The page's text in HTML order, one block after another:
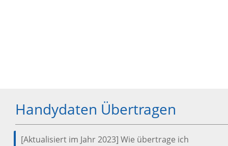
Handydaten Übertragen
[Aktualisiert im Jahr 2023] Wie übertrage ich